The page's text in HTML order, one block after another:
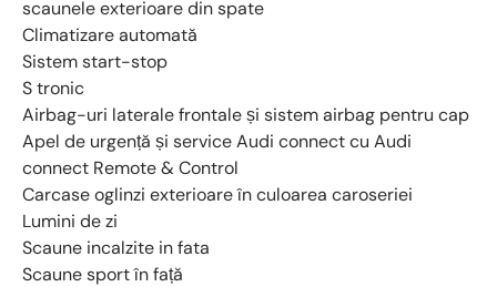
scaunele exterioare din spate
Climatizare automată
Sistem start-stop
S tronic
Airbag-uri laterale frontale și sistem airbag pentru cap
Apel de urgență și service Audi connect cu Audi
connect Remote & Control
Carcase oglinzi exterioare în culoarea caroseriei
Lumini de zi
Scaune incalzite in fata
Scaune sport în față